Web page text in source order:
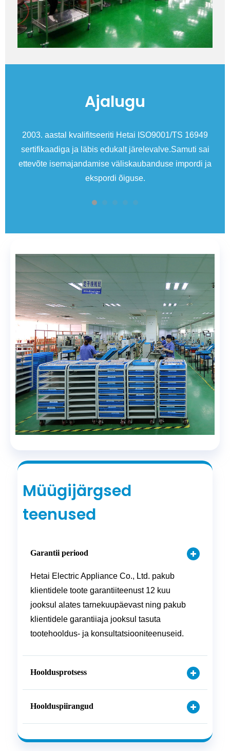
Ajalugu
2003. aastal kvalifitseeriti Hetai ISO9001/TS 16949
sertifikaadiga ja läbis edukalt järelevalve.Samuti sai
ettevõte isemajandamise väliskaubanduse impordi ja
ekspordi õiguse.
Müügijärgsed
teenused
Garantii periood
Hetai Electric Appliance Co., Ltd. pakub
klientidele toote garantiiteenust 12 kuu
jooksul alates tarnekuupäevast ning pakub
klientidele garantiiaja jooksul tasuta
tootehooldus- ja konsultatsiooniteenuseid.
Hooldusprotsess
Hoolduspiirangud